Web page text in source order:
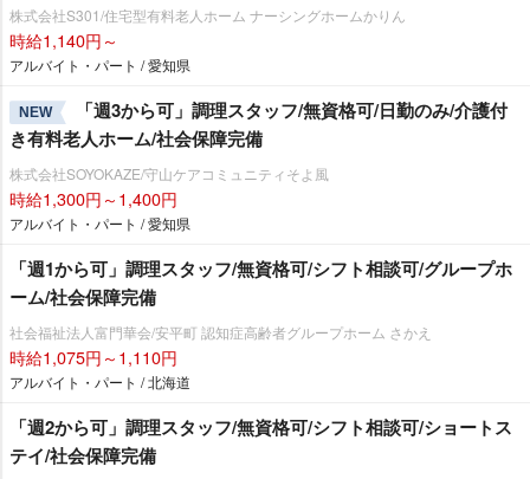
株式会社S301/住宅型有料老人ホーム ナーシングホームかりん
時給1,140円～
アルバイト・パート / 愛知県
NEW
「週3から可」調理スタッフ/無資格可/日勤のみ/介護付
き有料老人ホーム/社会保障完備
株式会社SOYOKAZE/守山ケアコミュニティそよ風
時給1,300円～1,400円
アルバイト・パート / 愛知県
「週1から可」調理スタッフ/無資格可/シフト相談可/グループホ
ーム/社会保障完備
社会福祉法人富門華会/安平町 認知症高齢者グループホーム さかえ
時給1,075円～1,110円
アルバイト・パート / 北海道
「週2から可」調理スタッフ/無資格可/シフト相談可/ショートス
テイ/社会保障完備